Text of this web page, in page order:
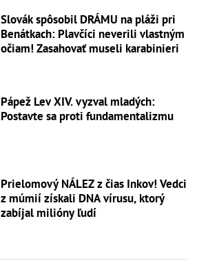
Slovák spôsobil DRÁMU na pláži pri
Benátkach: Plavčíci neverili vlastným
očiam! Zasahovať museli karabinieri
Pápež Lev XIV. vyzval mladých:
Postavte sa proti fundamentalizmu
Prielomový NÁLEZ z čias Inkov! Vedci
z múmií získali DNA vírusu, ktorý
zabíjal milióny ľudí